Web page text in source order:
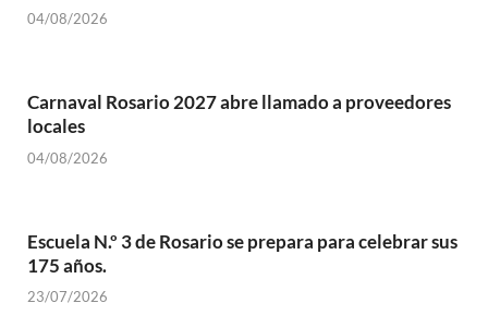
04/08/2026
Carnaval Rosario 2027 abre llamado a proveedores
locales
04/08/2026
Escuela N.º 3 de Rosario se prepara para celebrar sus
175 años.
23/07/2026